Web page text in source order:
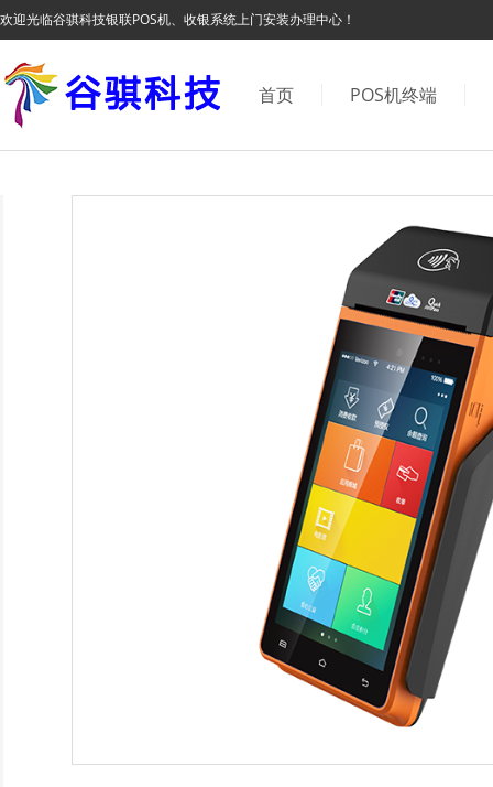
欢迎光临谷骐科技银联POS机、收银系统上门安装办理中心！
首页 POS机终端